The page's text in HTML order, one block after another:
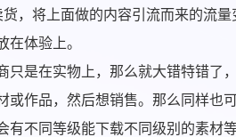
，将上面做的内容引流而来的流
在体验上。
只是在实物上，那么就大错特错了
或作品，然后想销售。那么同样也
有不同等级能下载不同级别的素材